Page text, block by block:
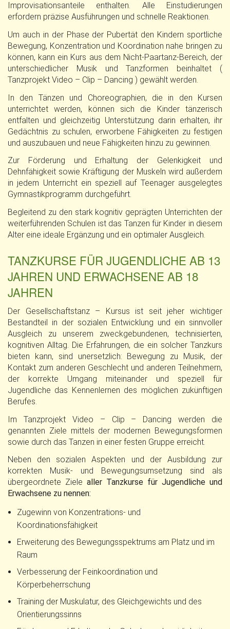
Improvisationsanteile enthalten. Alle Einstudierungen
erfordern präzise Ausführungen und schnelle Reaktionen.
Um auch in der Phase der Pubertät den Kindern sportliche
Bewegung, Konzentration und Koordination nahe bringen zu
können, kann ein Kurs aus dem Nicht-Paartanz-Bereich, der
unterschiedlicher Musik und Tanzformen beinhaltet (
Tanzprojekt Video – Clip – Dancing ) gewählt werden.
In den Tänzen und Choreographien, die in den Kursen
unterrichtet werden, können sich die Kinder tänzerisch
entfalten und gleichzeitig Unterstützung darin erhalten, ihr
Gedächtnis zu schulen, erworbene Fähigkeiten zu festigen
und auszubauen und neue Fähigkeiten hinzu zu gewinnen.
Zur Förderung und Erhaltung der Gelenkigkeit und
Dehnfähigkeit sowie Kräftigung der Muskeln wird außerdem
in jedem Unterricht ein speziell auf Teenager ausgelegtes
Gymnastikprogramm durchgeführt.
Begleitend zu den stark kognitiv geprägten Unterrichten der
weiterführenden Schulen ist das Tanzen für Kinder in diesem
Alter eine ideale Ergänzung und ein optimaler Ausgleich.
TANZKURSE FÜR JUGENDLICHE AB 13
JAHREN UND ERWACHSENE AB 18
JAHREN
Der Gesellschaftstanz – Kursus ist seit jeher wichtiger
Bestandteil in der sozialen Entwicklung und ein sinnvoller
Ausgleich zu unserem zweckgebundenen, technisierten,
kognitiven Alltag. Die Erfahrungen, die ein solcher Tanzkurs
bieten kann, sind unersetzlich: Bewegung zu Musik, der
Kontakt zum anderen Geschlecht und anderen Teilnehmern,
der korrekte Umgang miteinander und speziell für
Jugendliche das Kennenlernen des möglichen zukünftigen
Berufes.
Im Tanzprojekt Video – Clip – Dancing werden die
genannten Ziele mittels der modernen Bewegungsformen
sowie durch das Tanzen in einer festen Gruppe erreicht.
Neben den sozialen Aspekten und der Ausbildung zur
korrekten Musik- und Bewegungsumsetzung sind als
übergeordnete Ziele aller Tanzkurse für Jugendliche und
Erwachsene zu nennen:
Zugewinn von Konzentrations- und
Koordinationsfähigkeit
Erweiterung des Bewegungsspektrums am Platz und im
Raum
Verbesserung der Feinkoordination und
Körperbeherrschung
Training der Muskulatur, des Gleichgewichts und des
Orientierungssinns